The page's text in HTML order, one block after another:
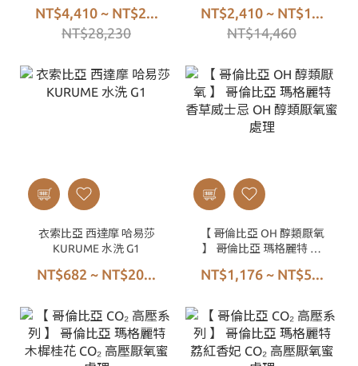
NT$4,410 ~ NT$2...
NT$28,230
NT$2,410 ~ NT$1...
NT$14,460
衣索比亞 西達摩 哈易莎
KURUME 水洗 G1
NT$682 ~ NT$20...
【 哥倫比亞 OH 醇類厭氧
】 哥倫比亞 瑪格麗特 香
處理
NT$1,176 ~ NT$5...